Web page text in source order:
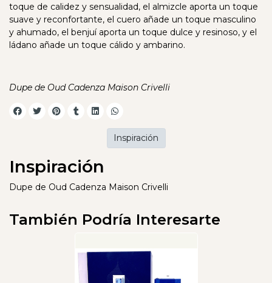
toque de calidez y sensualidad, el almizcle aporta un toque
suave y reconfortante, el cuero añade un toque masculino
y ahumado, el benjuí aporta un toque dulce y resinoso, y el
ládano añade un toque cálido y ambarino.
Dupe de Oud Cadenza Maison Crivelli
Inspiración
Dupe de Oud Cadenza Maison Crivelli
Inspiración
También Podría Interesarte